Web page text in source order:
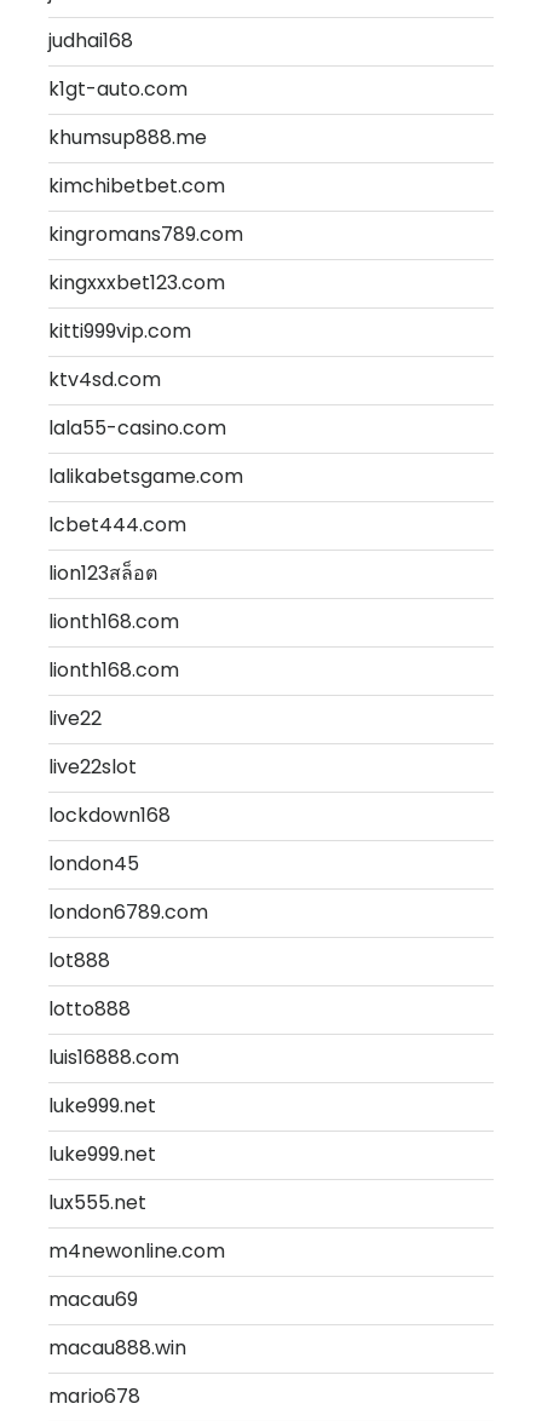
judhai168
k1gt-auto.com
khumsup888.me
kimchibetbet.com
kingromans789.com
kingxxxbet123.com
kitti999vip.com
ktv4sd.com
lala55-casino.com
lalikabetsgame.com
lcbet444.com
lion123สล็อต
lionth168.com
lionth168.com
live22
live22slot
lockdown168
london45
london6789.com
lot888
lotto888
luis16888.com
luke999.net
luke999.net
lux555.net
m4newonline.com
macau69
macau888.win
mario678